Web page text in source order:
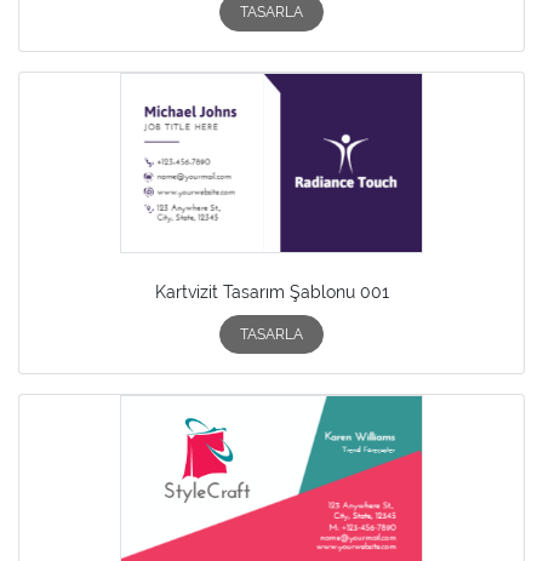
TASARLA
Kartvizit Tasarım Şablonu 001
TASARLA